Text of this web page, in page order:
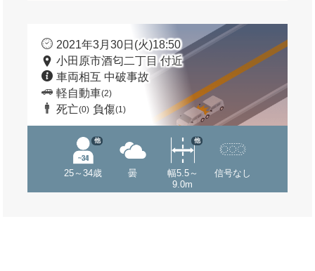
2021年3月30日(火)18:50
小田原市酒匂二丁目 付近
車両相互 中破事故
軽自動車(2)
死亡(0) 負傷(1)
25～34歳
他
曇
幅5.5～
9.0m
他
信号なし